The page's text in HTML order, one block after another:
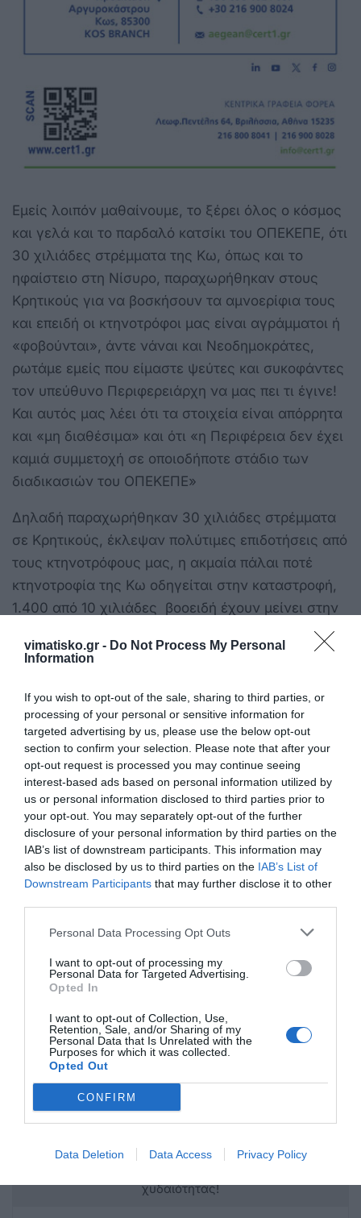
vimatisko.gr - Do Not Process My Personal
Information
If you wish to opt-out of the sale, sharing to third parties, or
processing of your personal or sensitive information for
targeted advertising by us, please use the below opt-out
section to confirm your selection. Please note that after your
opt-out request is processed you may continue seeing
interest-based ads based on personal information utilized by
us or personal information disclosed to third parties prior to
your opt-out. You may separately opt-out of the further
disclosure of your personal information by third parties on the
IAB’s list of downstream participants. This information may
also be disclosed by us to third parties on the IAB’s List of
Downstream Participants that may further disclose it to other
Personal Data Processing Opt Outs
I want to opt-out of processing my
Personal Data for Targeted Advertising.
Opted In
I want to opt-out of Collection, Use,
Retention, Sale, and/or Sharing of my
Personal Data that Is Unrelated with the
Purposes for which it was collected.
Opted Out
CONFIRM
Data Deletion Data Access Privacy Policy
Εμείς λοιπόν μαθαίνουμε, το ξέρει όλος ο κόσμος
και γελά και το παρδαλό κατσίκι του ΟΠΕΚΕΠΕ, ότι
30 χιλιάδες στρέμματα της Κω, όπως και το
ηφαίστειο στη Νίσυρο, παραχωρήθηκαν στους
Κρητικούς για να βοσκήσουν τα αμνοερίφια τους
και επειδή οι κτηνοτρόφοι μας είναι αγράμματοι ή
«φοβούνται», άντε νάναι και Νεοδημοκράτες,
ρωτάμε εμείς που είμαστε ψεύτες και συκοφάντες
τον υπεύθυνο Περιφερειάρχη να μας πει τι έγινε!
Και αυτός μας λέει ότι τα στοιχεία είναι απόρρητα
και «μη διαθέσιμα» και ότι «η Περιφέρεια δεν έχει
καμιά συμμετοχή σε οποιοδήποτε στάδιο των
διαδικασιών του ΟΠΕΚΕΠΕ»
Δηλαδή παραχωρήθηκαν 30 χιλιάδες στρέμματα
σε Κρητικούς, έκλεψαν πολύτιμες επιδοτήσεις από
τους κτηνοτρόφους μας, η ακμαία πάλαι ποτέ
κτηνοτροφία της Κω οδηγείται στην καταστροφή,
1.400 από 10 χιλιάδες βοοειδή έχουν μείνει στην
Κω, και ο υπεύθυνος για την προστασία μας, την
κοινωνική και την οικονομική ανάπτυξη της Κω
ψηφίζεται και από αυτούς, νίπτει τα χέρια του,
αντί να βρίσκεται δίπλα στους κτηνοτρόφους .
Και εμείς οι χαχόλοι θέλει να τον πιστέψουμε.
Αλήθεια και για τα δύο μπορεί να μας πει ποιους
υπηρετεί και γιατί αυτά που λέμε είναι ψευδή και
συκοφαντικά???.
Όσο για το περιβάλλον ας το αφήσουμε! Οι
τουριστικό χαλί της Κω με εντολή του κ.
Χατζημάρκου!
Κ. Καϊσερλης π. Δήμαρχος Κω.
χυδαιότητας!